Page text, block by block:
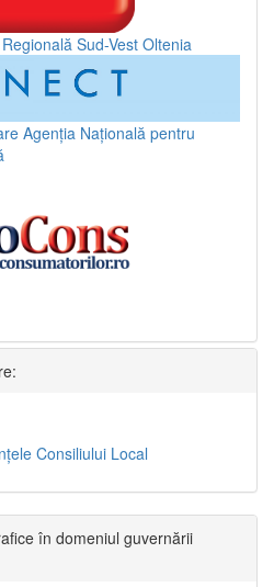
Sud-Vest Oltenia
Agenția Națională pentru
Consiliului Local
în domeniul guvernării